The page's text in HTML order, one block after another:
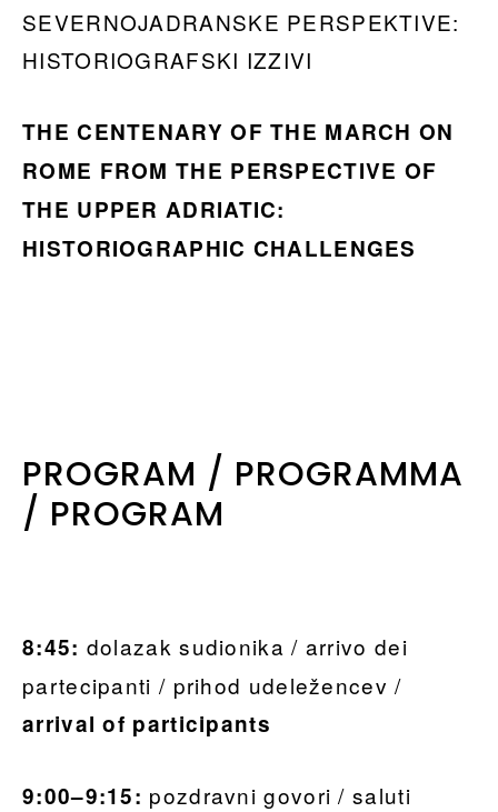
SEVERNOJADRANSKE PERSPEKTIVE:
HISTORIOGRAFSKI IZZIVI
THE CENTENARY OF THE MARCH ON
ROME FROM THE PERSPECTIVE OF
THE UPPER ADRIATIC:
HISTORIOGRAPHIC CHALLENGES
PROGRAM / PROGRAMMA
/ PROGRAM
8:45: dolazak sudionika / arrivo dei
partecipanti / prihod udeležencev /
arrival of participants
9:00–9:15: pozdravni govori / saluti